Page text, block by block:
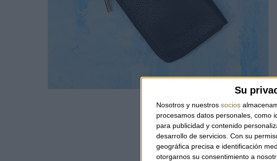
Su
Nosotros y nuestros socios
procesamos datos personales, como
para publicidad y contenido
desarrollo de servicios. Con su
geográfica precisa e identificación
otorgarnos su consentimiento a